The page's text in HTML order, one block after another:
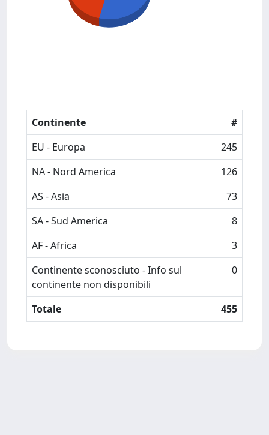
Continente
#
EU - Europa
245
NA - Nord America
126
AS - Asia
73
SA - Sud America
8
AF - Africa
3
Continente sconosciuto - Info sul
continente non disponibili
0
Totale 455